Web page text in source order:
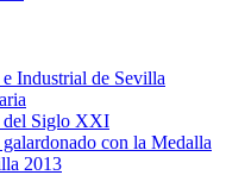
Industrial de Sevilla
del Siglo XXI
con la Medalla
2013